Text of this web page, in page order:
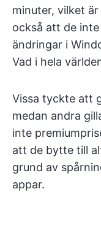
minuter, vilket
också att de
ändringar i
Vad i hela
Vissa tyckte att
medan andra
inte
att de bytte till
grund av
appar.